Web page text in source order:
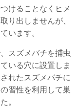
けることなくヒメ
り出しませんが、
います。
スズメバチを捕虫
いる穴に設置しま
れたスズメバチに
習性を利用して巣
。